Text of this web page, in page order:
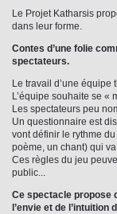
Le Projet Katharsis
dans leur forme.
Contes d’une folie
spectateurs.
Le travail d’une
L’équipe souhaite se «
Les spectateurs peu
Un questionnaire est
vont définir le rythme
poème, un chant) qui
Ces règles du jeu
public...
Ce spectacle propose
l’envie et de l’intuition